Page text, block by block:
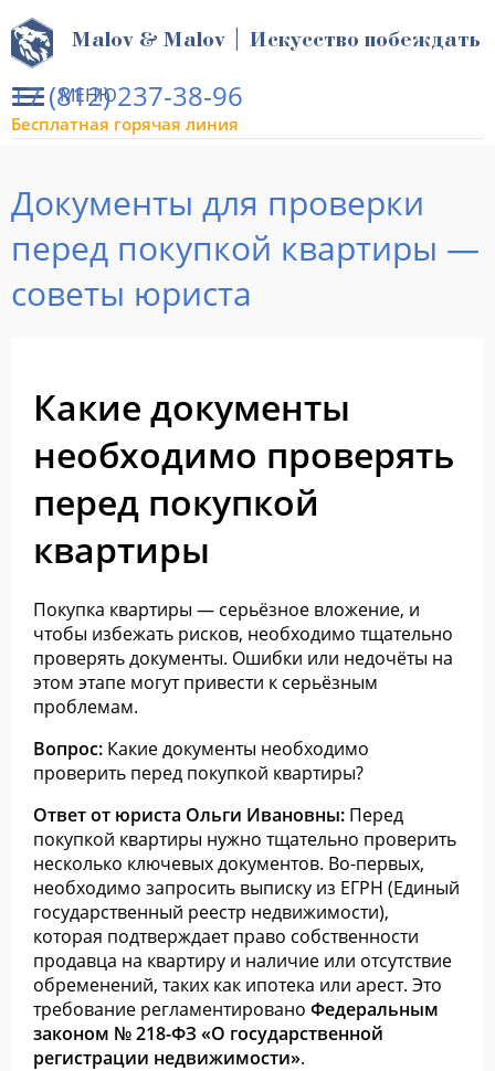
МЕНЮ
Malov & Malov | Искусство побеждать
+7 (812) 237-38-96
Бесплатная горячая линия
Документы для проверки
перед покупкой квартиры —
советы юриста
Какие документы
необходимо проверять
перед покупкой
квартиры
Покупка квартиры — серьёзное вложение, и
чтобы избежать рисков, необходимо тщательно
проверять документы. Ошибки или недочёты на
этом этапе могут привести к серьёзным
проблемам.
Вопрос: Какие документы необходимо
проверить перед покупкой квартиры?
Ответ от юриста Ольги Ивановны: Перед
покупкой квартиры нужно тщательно проверить
несколько ключевых документов. Во-первых,
необходимо запросить выписку из ЕГРН (Единый
государственный реестр недвижимости),
которая подтверждает право собственности
продавца на квартиру и наличие или отсутствие
обременений, таких как ипотека или арест. Это
требование регламентировано Федеральным
законом № 218-ФЗ «О государственной
регистрации недвижимости».